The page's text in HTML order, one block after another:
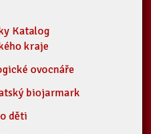
Katalog
kraje
ovocnáře
biojarmark
děti